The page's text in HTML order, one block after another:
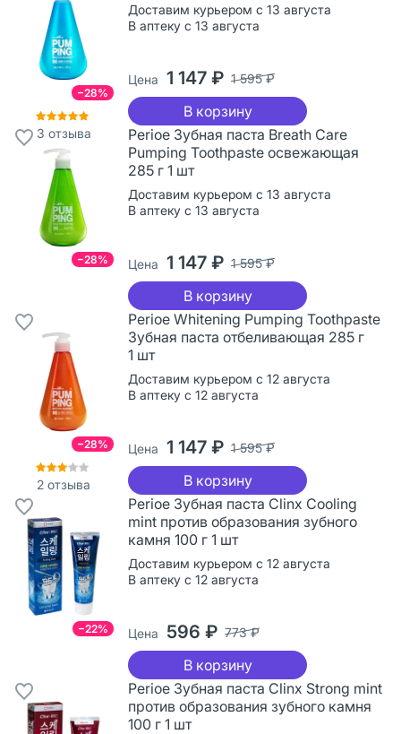
−28%
3 отзыва
Доставим курьером с 13 августа
В аптеку с 13 августа
Цена 1 147 ₽ 1 595 ₽
В корзину
−28%
Perioe Зубная паста Breath Care
Pumping Toothpaste освежающая
285 г 1 шт
Доставим курьером с 13 августа
В аптеку с 13 августа
Цена 1 147 ₽ 1 595 ₽
В корзину
−28%
2 отзыва
Perioe Whitening Pumping Toothpaste
Зубная паста отбеливающая 285 г
1 шт
Доставим курьером с 12 августа
В аптеку с 12 августа
Цена 1 147 ₽ 1 595 ₽
В корзину
−22%
Perioe Зубная паста Clinx Cooling
mint против образования зубного
камня 100 г 1 шт
Доставим курьером с 12 августа
В аптеку с 12 августа
Цена 596 ₽ 773 ₽
В корзину
Perioe Зубная паста Clinx Strong mint
против образования зубного камня
100 г 1 шт